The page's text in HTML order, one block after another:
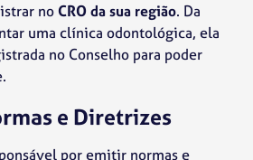
noCRO da sua região. Da
uma clínica odontológica, ela
no Conselho para poder
e Diretrizes
por emitir normas e